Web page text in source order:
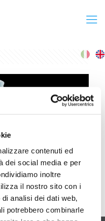
contenuti ed
dei social media e per
inoltre
il nostro sito con i
analisi dei dati web,
potrebbero combinarle